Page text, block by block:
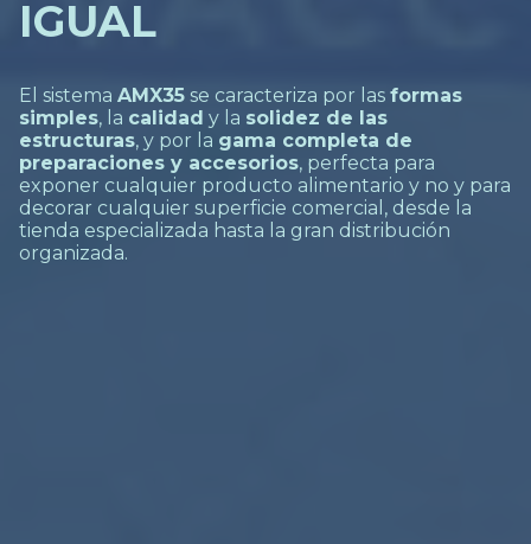
IGUAL
El sistema AMX35 se caracteriza por las formas
simples, la calidad y la solidez de las
estructuras, y por la gama completa de
preparaciones y accesorios, perfecta para
exponer cualquier producto alimentario y no y para
decorar cualquier superficie comercial, desde la
tienda especializada hasta la gran distribución
organizada.